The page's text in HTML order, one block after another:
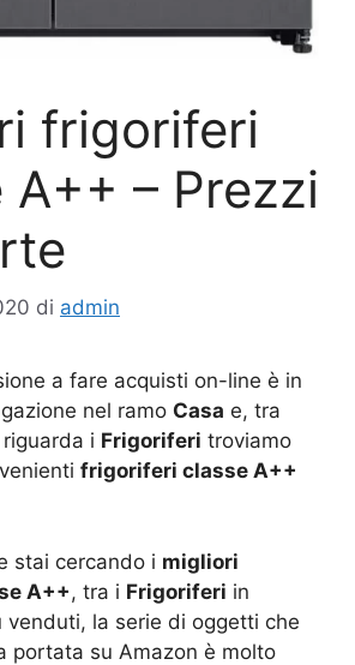
frigoriferi
A++ – Prezzi
di admin
a fare acquisti on-line è in
nel ramo Casa e, tra
i Frigoriferi troviamo
frigoriferi classe A++
stai cercando i migliori
A++, tra i Frigoriferi in
venduti, la serie di oggetti che
portata su Amazon è molto